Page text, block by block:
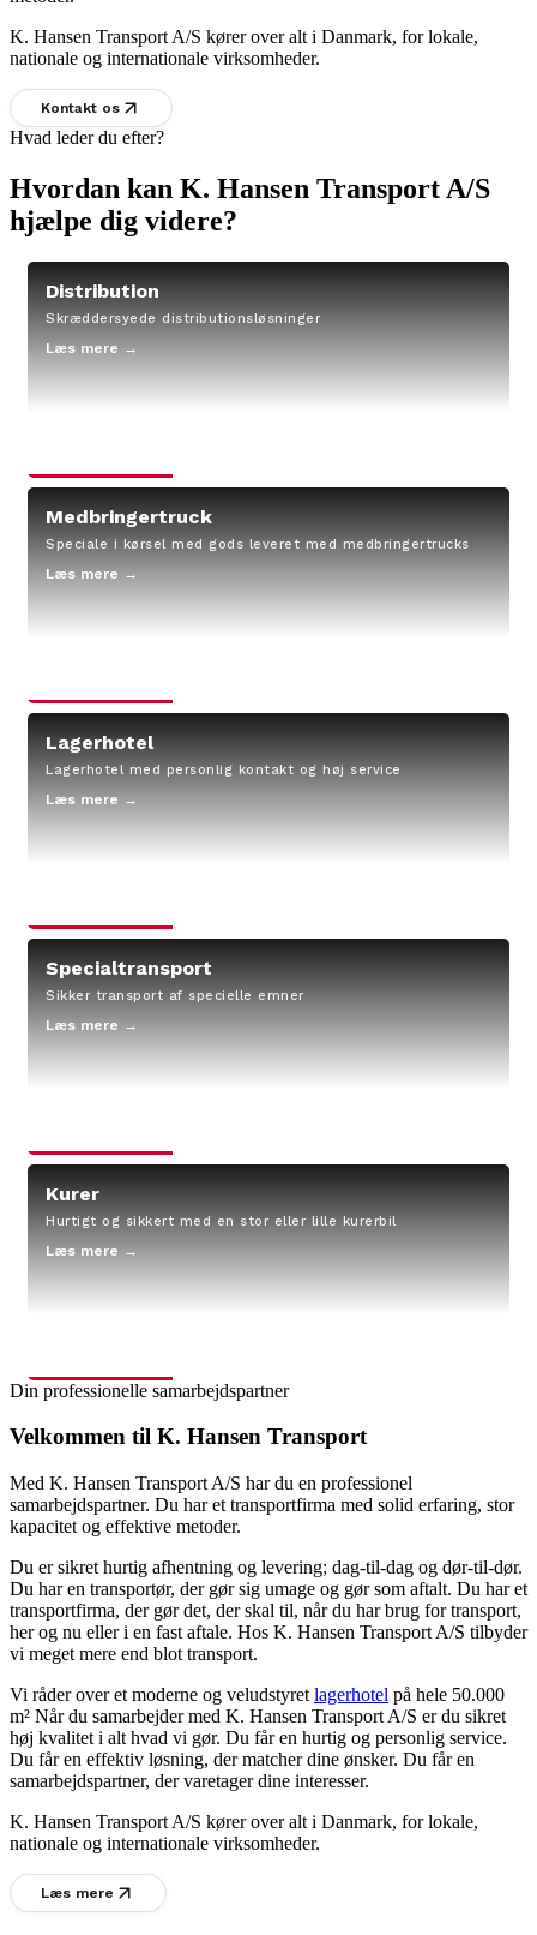
K. Hansen Transport A/S kører over alt i Danmark, for lokale,
nationale og internationale virksomheder.
Kontakt os
Hvad leder du efter?
Hvordan kan K. Hansen Transport A/S
hjælpe dig videre?
Distribution
Skræddersyede distributionsløsninger
Læs mere →
Medbringertruck
Speciale i kørsel med gods leveret med medbringertrucks
Læs mere →
Lagerhotel
Lagerhotel med personlig kontakt og høj service
Læs mere →
Specialtransport
Sikker transport af specielle emner
Læs mere →
Kurer
Hurtigt og sikkert med en stor eller lille kurerbil
Læs mere →
Din professionelle samarbejdspartner
Velkommen til K. Hansen Transport
Med K. Hansen Transport A/S har du en professionel
samarbejdspartner. Du har et transportfirma med solid erfaring, stor
kapacitet og effektive metoder.
Du er sikret hurtig afhentning og levering; dag-til-dag og dør-til-dør.
Du har en transportør, der gør sig umage og gør som aftalt. Du har et
transportfirma, der gør det, der skal til, når du har brug for transport,
her og nu eller i en fast aftale. Hos K. Hansen Transport A/S tilbyder
vi meget mere end blot transport.
Vi råder over et moderne og veludstyret lagerhotel på hele 50.000
m² Når du samarbejder med K. Hansen Transport A/S er du sikret
høj kvalitet i alt hvad vi gør. Du får en hurtig og personlig service.
Du får en effektiv løsning, der matcher dine ønsker. Du får en
samarbejdspartner, der varetager dine interesser.
K. Hansen Transport A/S kører over alt i Danmark, for lokale,
nationale og internationale virksomheder.
Læs mere